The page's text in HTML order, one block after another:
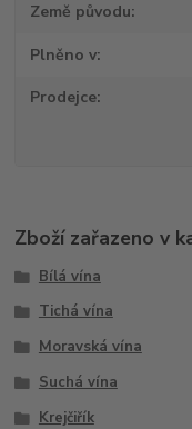
Země původu
Plněno v
Prodejce
Zboží zařazeno v
Bílá vína
Tichá vína
Moravská vína
Suchá vína
Krejčiřík